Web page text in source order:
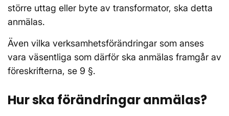
större uttag eller byte av transformator, ska detta
anmälas.
Även vilka verksamhetsförändringar som anses
vara väsentliga som därför ska anmälas framgår av
föreskrifterna, se 9 §.
Hur ska förändringar anmälas?